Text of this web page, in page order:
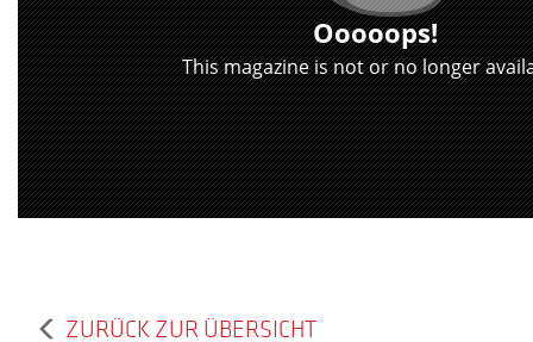
Ooooops!
This magazine is not or no longer
ZURÜCK ZUR ÜBERSICHT